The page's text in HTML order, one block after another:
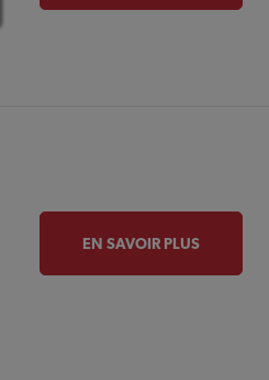
EN SAVOIR PLUS